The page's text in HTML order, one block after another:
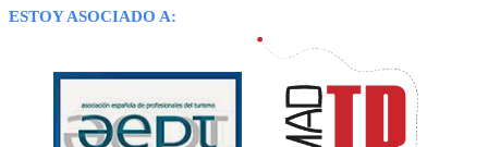
ESTOY ASOCIADO A: